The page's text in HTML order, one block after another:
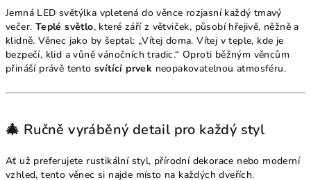
Jemná LED světýlka vpletená do věnce rozjasní každý tmavý
večer. Teplé světlo, které září z větviček, působí hřejivě, něžně a
klidně. Věnec jako by šeptal: „Vítej doma. Vítej v teple, kde je
bezpečí, klid a vůně vánočních tradic.“ Oproti běžným věncům
přináší právě tentosvítící prvek neopakovatelnou atmosféru.
🎄 Ručně vyráběný detail pro každý styl
Ať už preferujete rustikální styl, přírodní dekorace nebo moderní
vzhled, tento věnec si najde místo na každých dveřích.